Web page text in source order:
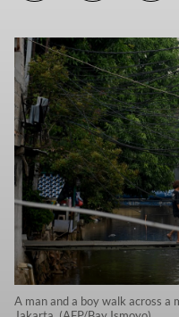
A man and a boy walk across